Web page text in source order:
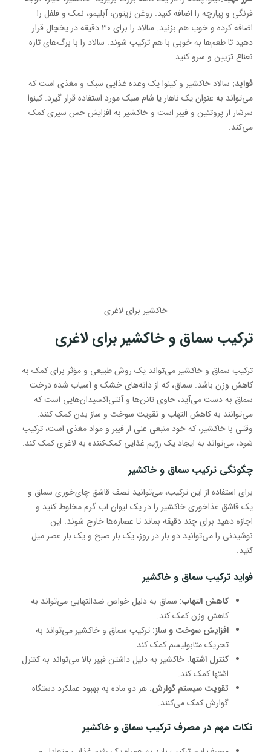
فرنگی و پیازچه را اضافه کنید. روغن زیتون، آبلیمو، نمک و فلفل را
اضافه کرده و خوب هم بزنید. سالاد را برای 30 دقیقه در یخچال قرار
دهید تا طعم‌ها به خوبی با هم ترکیب شوند. سالاد را با برگ‌های تازه
نعناع تزیین و سرو کنید.
فواید: سالاد خاکشیر و کینوا یک وعده غذایی سبک و مغذی است که
می‌تواند به عنوان یک ناهار یا شام سبک مورد استفاده قرار گیرد. کینوا
سرشار از پروتئین و فیبر است و خاکشیر به افزایش حس سیری کمک
می‌کند.
خاکشیر برای لاغری
ترکیب سماق و خاکشیر برای لاغری
ترکیب سماق و خاکشیر می‌تواند یک روش طبیعی و مؤثر برای کمک به
کاهش وزن باشد. سماق، که از دانه‌های خشک و آسیاب شده درخت
سماق به دست می‌آید، حاوی تانن‌ها و آنتی‌اکسیدان‌هایی است که
می‌توانند به کاهش التهاب و تقویت سوخت و ساز بدن کمک کنند.
وقتی با خاکشیر، که خود منبعی غنی از فیبر و مواد مغذی است، ترکیب
شود، می‌تواند به ایجاد یک رژیم غذایی کمک‌کننده به لاغری کمک کند.
چگونگی ترکیب سماق و خاکشیر
برای استفاده از این ترکیب، می‌توانید نصف قاشق چای‌خوری سماق و
یک قاشق غذاخوری خاکشیر را در یک لیوان آب گرم مخلوط کنید و
اجازه دهید برای چند دقیقه بماند تا عصاره‌ها خارج شوند. این
نوشیدنی را می‌توانید دو بار در روز، یک بار صبح و یک بار عصر میل
کنید.
فواید ترکیب سماق و خاکشیر
کاهش التهاب: سماق به دلیل خواص ضدالتهابی می‌تواند به
کاهش وزن کمک کند.
افزایش سوخت و ساز: ترکیب سماق و خاکشیر می‌تواند به
تحریک متابولیسم کمک کند.
کنترل اشتها: خاکشیر به دلیل داشتن فیبر بالا می‌تواند به کنترل
اشتها کمک کند.
تقویت سیستم گوارش: هر دو ماده به بهبود عملکرد دستگاه
گوارش کمک می‌کنند.
نکات مهم در مصرف ترکیب سماق و خاکشیر